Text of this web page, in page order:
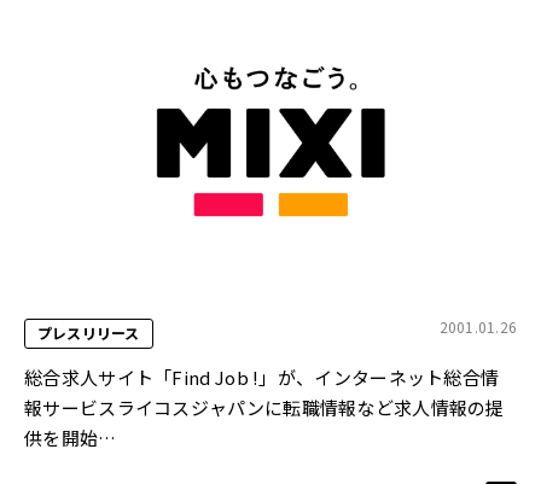
プレスリリース 2001.01.26
総合求人サイト「Find Job !」が、インターネット総合情
報サービスライコスジャパンに転職情報など求人情報の提
供を開始